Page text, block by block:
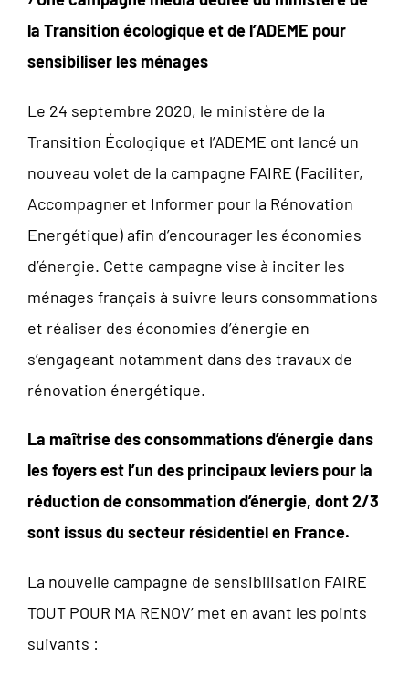
la Transition écologique et de l’ADEME pour
sensibiliser les ménages
Le 24 septembre 2020, le ministère de la
Transition Écologique et l’ADEME ont lancé un
nouveau volet de la campagne FAIRE (Faciliter,
Accompagner et Informer pour la Rénovation
Energétique) afin d’encourager les économies
d’énergie. Cette campagne vise à inciter les
ménages français à suivre leurs consommations
et réaliser des économies d’énergie en
s’engageant notamment dans des travaux de
rénovation énergétique.
La maîtrise des consommations d’énergie dans
les foyers est l’un des principaux leviers pour la
réduction de consommation d’énergie, dont 2/3
sont issus du secteur résidentiel en France.
La nouvelle campagne de sensibilisation FAIRE
TOUT POUR MA RENOV’ met en avant les points
suivants :